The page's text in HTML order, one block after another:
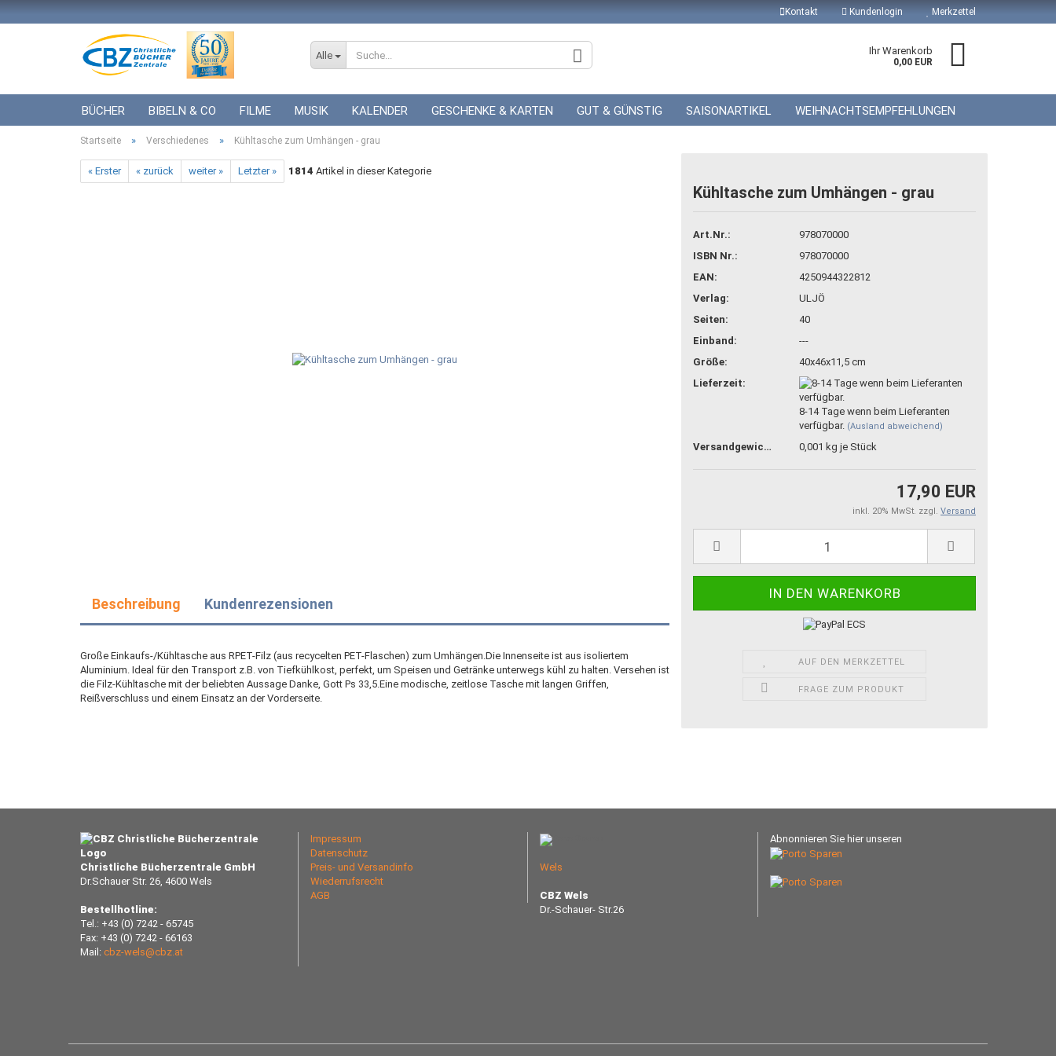
Kontakt Kundenlogin
Konto erstellen
Passwort vergessen?
Merkzettel
Alle Ihr Warenkorb
0,00 EUR
BÜCHER BIBELN & CO FILME MUSIK KALENDER GESCHENKE & KARTEN GUT & GÜNSTIG SAISONARTIKEL WEIHNACHTSEMPFEHLUNGEN
ICF BÜCHER VERSCHIEDENES GESCHENKE ZUR HOCHZEIT
Startseite » Verschiedenes » Kühltasche zum Umhängen - grau
« Erster « zurück weiter » Letzter » 1814 Artikel in dieser Kategorie
Kühltasche zum Umhängen - grau
Art.Nr.:
978070000
ISBN Nr.:
978070000
EAN:
4250944322812
Verlag:
ULJÖ
Seiten:
40
Einband:
---
Größe:
40x46x11,5 cm
Lieferzeit:
8-14 Tage wenn beim Lieferanten
verfügbar. (Ausland abweichend)
Versandgewicht: 0,001 kg je Stück
17,90 EUR
inkl. 20% MwSt. zzgl. Versand
AUF DEN MERKZETTEL
FRAGE ZUM PRODUKT
Beschreibung Kundenrezensionen
Große Einkaufs-/Kühltasche aus RPET-Filz (aus recycelten PET-Flaschen) zum Umhängen.Die Innenseite ist aus isoliertem
Aluminium. Ideal für den Transport z.B. von Tiefkühlkost, perfekt, um Speisen und Getränke unterwegs kühl zu halten. Versehen ist
die Filz-Kühltasche mit der beliebten Aussage Danke, Gott Ps 33,5.Eine modische, zeitlose Tasche mit langen Griffen,
Reißverschluss und einem Einsatz an der Vorderseite.
Christliche Bücherzentrale GmbH
Dr.Schauer Str. 26, 4600 Wels
Bestellhotline:
Tel.: +43 (0) 7242 - 65745
Fax: +43 (0) 7242 - 66163
Mail: cbz-wels@cbz.at
Impressum
Datenschutz
Preis- und Versandinfo
Wiederrufsrecht
AGB
Wels
CBZ Wels
Dr.-Schauer- Str.26
Abnonnieren Sie hier unseren